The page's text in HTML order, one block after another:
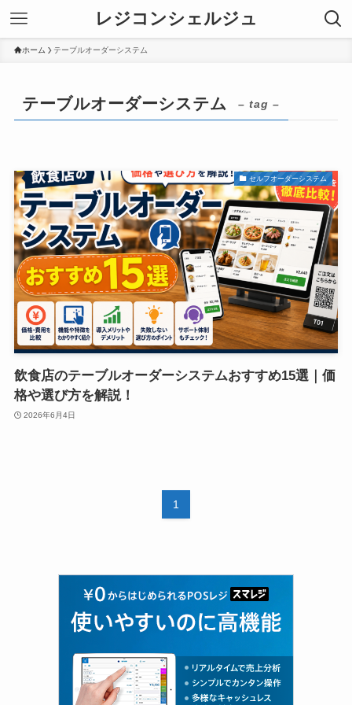
レジコンシェルジュ
ホーム テーブルオーダーシステム
テーブルオーダーシステム – tag –
セルフオーダーシステム
飲食店のテーブルオーダーシステムおすすめ15選｜価
格や選び方を解説！
2026年6月4日
1